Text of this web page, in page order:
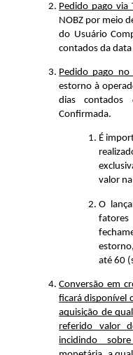
Pedido pago via
NOBZ por meio
do Usuário
contados da
Pedido pago
estorno à
dias
Confirmada.
É
valor
O
até 60
Conversão em
ficará disponível
aquisição de
referido valor
incidindo